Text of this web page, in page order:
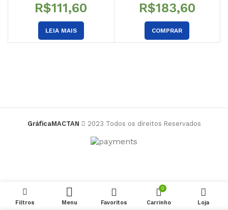
R$
LEIA MAIS
R$
COMPRAR
GráficaMACTAN 2023 Todos os direitos Reservados
Filtros Menu Favoritos
0
Carrinho Loja